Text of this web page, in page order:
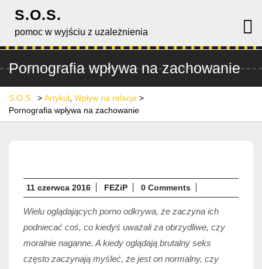
content
S.O.S.
pomoc w wyjściu z uzależnienia
Pornografia wpływa na zachowanie
S.O.S. > Artykuł Wpływ na relacje >
Pornografia wpływa na zachowanie
11 czerwca 2016
11
czerwca
2016
FEZiP 0 Comments
Wielu oglądających porno odkrywa, że zaczyna ich
podniecać coś, co kiedyś uważali za obrzydliwe, czy
moralnie naganne. A kiedy oglądają brutalny seks
często zaczynają myśleć, że jest on normalny, czy